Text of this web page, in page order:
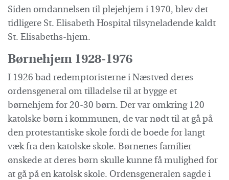
Siden omdannelsen til plejehjem i 1970, blev det
tidligere St. Elisabeth Hospital tilsyneladende kaldt
St. Elisabeths-hjem.
Børnehjem 1928-1976
I 1926 bad redemptoristerne i Næstved deres
ordensgeneral om tilladelse til at bygge et
børnehjem for 20-30 børn. Der var omkring 120
katolske børn i kommunen, de var nødt til at gå på
den protestantiske skole fordi de boede for langt
væk fra den katolske skole. Børnenes familier
ønskede at deres børn skulle kunne få mulighed for
at gå på en katolsk skole. Ordensgeneralen sagde i